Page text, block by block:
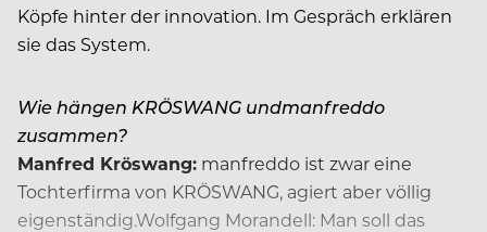
Köpfe hinter der innovation. Im Gespräch erklären
sie das System.
Wie hängen KRÖSWANG undmanfreddo
zusammen?
Manfred Kröswang: manfreddo ist zwar eine
Tochterfirma von KRÖSWANG, agiert aber völlig
eigenständig.Wolfgang Morandell: Man soll das